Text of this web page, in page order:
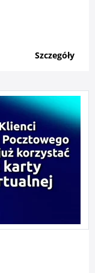
Szczegóły